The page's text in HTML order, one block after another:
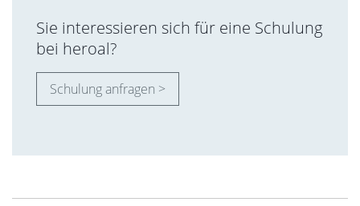
Sie interessieren sich für eine Schulung
bei heroal?
Schulung anfragen >